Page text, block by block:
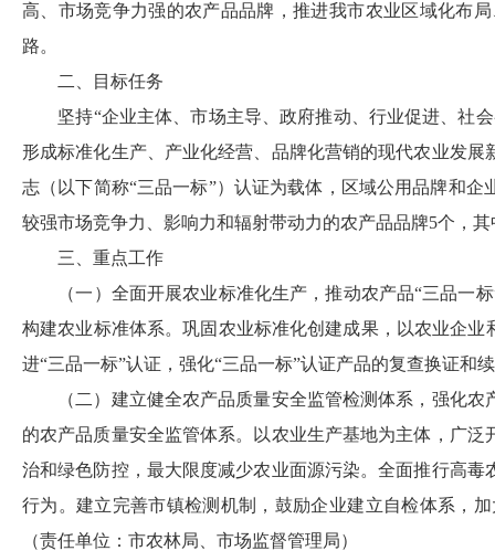
高、市场竞争力强的农产品品牌，推进我市农业区域化布
路。
二、目标任务
坚持“企业主体、市场主导、政府推动、行业促进、社
形成标准化生产、产业化经营、品牌化营销的现代农业发
志（以下简称“三品一标”）认证为载体，区域公用品牌和
较强市场竞争力、影响力和辐射带动力的农产品品牌5个，其
三、重点工作
（一）全面开展农业标准化生产，推动农产品“三品一
构建农业标准体系。巩固农业标准化创建成果，以农业企业
进“三品一标”认证，强化“三品一标”认证产品的复查换证
（二）建立健全农产品质量安全监管检测体系，强化农
的农产品质量安全监管体系。以农业生产基地为主体，广
治和绿色防控，最大限度减少农业面源污染。全面推行高
行为。建立完善市镇检测机制，鼓励企业建立自检体系，
（责任单位：市农林局、市场监督管理局）